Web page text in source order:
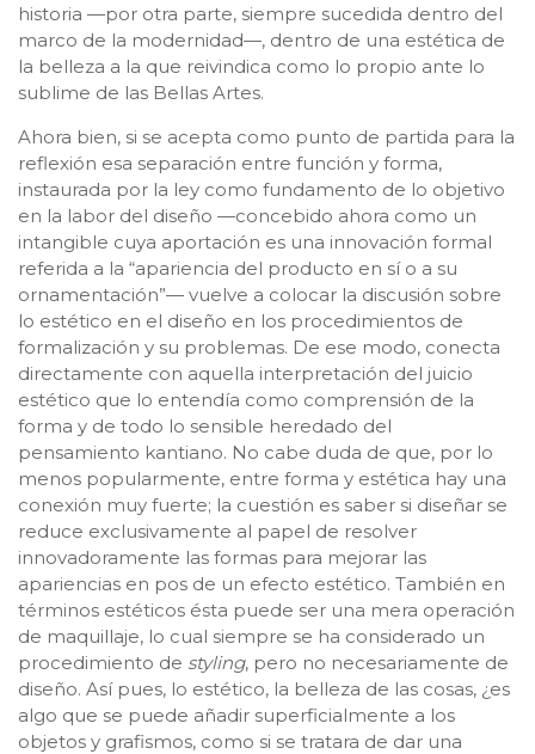
historia —por otra parte, siempre sucedida dentro del
marco de la modernidad—, dentro de una estética de
la belleza a la que reivindica como lo propio ante lo
sublime de las Bellas Artes.
Ahora bien, si se acepta como punto de partida para la
reflexión esa separación entre función y forma,
instaurada por la ley como fundamento de lo objetivo
en la labor del diseño —concebido ahora como un
intangible cuya aportación es una innovación formal
referida a la “apariencia del producto en sí o a su
ornamentación”— vuelve a colocar la discusión sobre
lo estético en el diseño en los procedimientos de
formalización y su problemas. De ese modo, conecta
directamente con aquella interpretación del juicio
estético que lo entendía como comprensión de la
forma y de todo lo sensible heredado del
pensamiento kantiano. No cabe duda de que, por lo
menos popularmente, entre forma y estética hay una
conexión muy fuerte; la cuestión es saber si diseñar se
reduce exclusivamente al papel de resolver
innovadoramente las formas para mejorar las
apariencias en pos de un efecto estético. También en
términos estéticos ésta puede ser una mera operación
de maquillaje, lo cual siempre se ha considerado un
procedimiento de styling, pero no necesariamente de
diseño. Así pues, lo estético, la belleza de las cosas, ¿es
algo que se puede añadir superficialmente a los
objetos y grafismos, como si se tratara de dar una